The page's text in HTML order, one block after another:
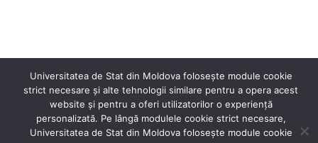
Oficiul Programare Web al USM®
Universitatea de Stat din Moldova folosește module cookie
strict necesare și alte tehnologii similare pentru a opera acest
website și pentru a oferi utilizatorilor o experiență
personalizată. Pe lângă modulele cookie strict necesare,
Universitatea de Stat din Moldova folosește module cookie